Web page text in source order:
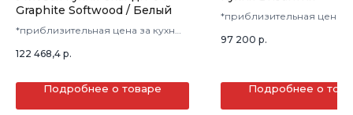
Graphite Softwood / Белый
*приблизительная цена за кухню
122 468,4 р.
Подробнее о товаре
*приблизительная цена
97 200 р.
Подробнее о